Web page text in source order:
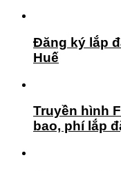
Đăng ký lắp
Huế
Truyền hình
bao, phí lắp